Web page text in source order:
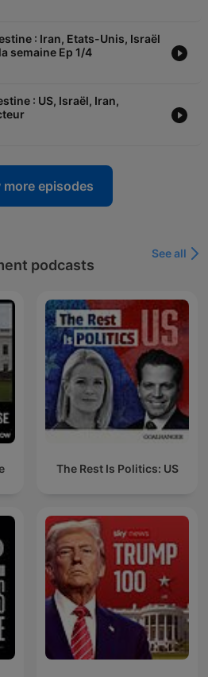
: Iran, Etats-Unis, Israël
semaine Ep 1/4
: US, Israël, Iran,
more episodes
podcasts
See all
The Rest Is Politics: US